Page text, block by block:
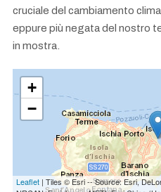
cruciale del cambiamento
eppure più negata del nostro
in mostra.
+
−
Leaflet | Tiles © Esri -- Source: Esri,